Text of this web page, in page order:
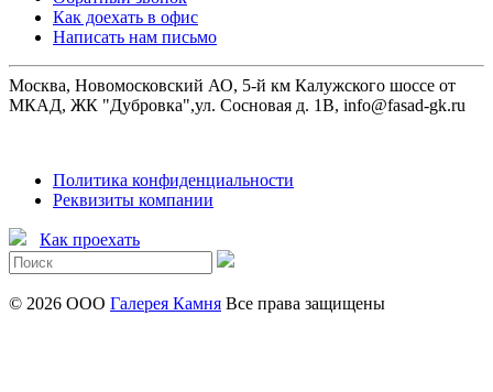
Как доехать в офис
Написать нам письмо
Москва, Новомосковский АО, 5-й км Калужского шоссе от
МКАД, ЖК "Дубровка",ул. Сосновая д. 1В, info@fasad-gk.ru
Политика конфиденциальности
Реквизиты компании
Как проехать
© 2026 ООО Галерея Камня Все права защищены